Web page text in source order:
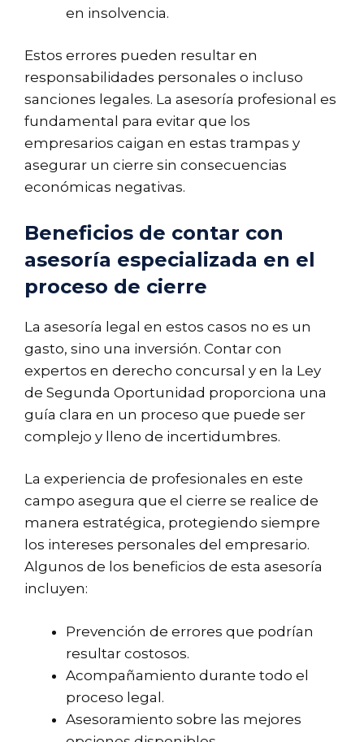
en insolvencia.
Estos errores pueden resultar en
responsabilidades personales o incluso
sanciones legales. La asesoría profesional es
fundamental para evitar que los
empresarios caigan en estas trampas y
asegurar un cierre sin consecuencias
económicas negativas.
Beneficios de contar con
asesoría especializada en el
proceso de cierre
La asesoría legal en estos casos no es un
gasto, sino una inversión. Contar con
expertos en derecho concursal y en la Ley
de Segunda Oportunidad proporciona una
guía clara en un proceso que puede ser
complejo y lleno de incertidumbres.
La experiencia de profesionales en este
campo asegura que el cierre se realice de
manera estratégica, protegiendo siempre
los intereses personales del empresario.
Algunos de los beneficios de esta asesoría
incluyen:
Prevención de errores que podrían
resultar costosos.
Acompañamiento durante todo el
proceso legal.
Asesoramiento sobre las mejores